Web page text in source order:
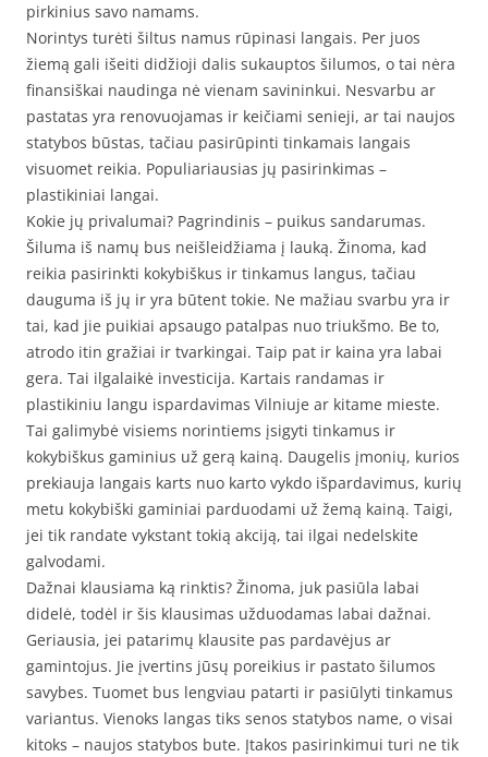
pirkinius savo namams.
Norintys turėti šiltus namus rūpinasi langais. Per juos
žiemą gali išeiti didžioji dalis sukauptos šilumos, o tai nėra
finansiškai naudinga nė vienam savininkui. Nesvarbu ar
pastatas yra renovuojamas ir keičiami senieji, ar tai naujos
statybos būstas, tačiau pasirūpinti tinkamais langais
visuomet reikia. Populiariausias jų pasirinkimas –
plastikiniai langai.
Kokie jų privalumai? Pagrindinis – puikus sandarumas.
Šiluma iš namų bus neišleidžiama į lauką. Žinoma, kad
reikia pasirinkti kokybiškus ir tinkamus langus, tačiau
dauguma iš jų ir yra būtent tokie. Ne mažiau svarbu yra ir
tai, kad jie puikiai apsaugo patalpas nuo triukšmo. Be to,
atrodo itin gražiai ir tvarkingai. Taip pat ir kaina yra labai
gera. Tai ilgalaikė investicija. Kartais randamas ir
plastikiniu langu ispardavimas Vilniuje ar kitame mieste.
Tai galimybė visiems norintiems įsigyti tinkamus ir
kokybiškus gaminius už gerą kainą. Daugelis įmonių, kurios
prekiauja langais karts nuo karto vykdo išpardavimus, kurių
metu kokybiški gaminiai parduodami už žemą kainą. Taigi,
jei tik randate vykstant tokią akciją, tai ilgai nedelskite
galvodami.
Dažnai klausiama ką rinktis? Žinoma, juk pasiūla labai
didelė, todėl ir šis klausimas užduodamas labai dažnai.
Geriausia, jei patarimų klausite pas pardavėjus ar
gamintojus. Jie įvertins jūsų poreikius ir pastato šilumos
savybes. Tuomet bus lengviau patarti ir pasiūlyti tinkamus
variantus. Vienoks langas tiks senos statybos name, o visai
kitoks – naujos statybos bute. Įtakos pasirinkimui turi ne tik